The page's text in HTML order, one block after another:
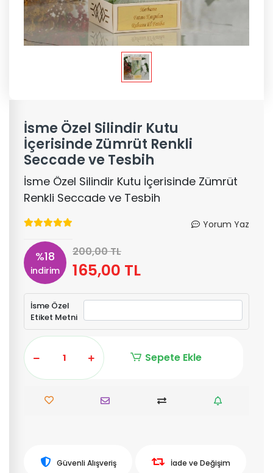
İsme Özel Silindir Kutu
İçerisinde Zümrüt Renkli
Seccade ve Tesbih
İsme Özel Silindir Kutu İçerisinde Zümrüt
Renkli Seccade ve Tesbih
Yorum Yaz
%18
indirim
200,00 TL
165,00 TL
İsme Özel
Etiket Metni
Sepete Ekle
Güvenli Alışveriş İade ve Değişim